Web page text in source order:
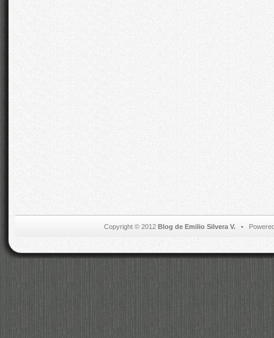
Copyright © 2012 Blog de Emilio Silvera V.•